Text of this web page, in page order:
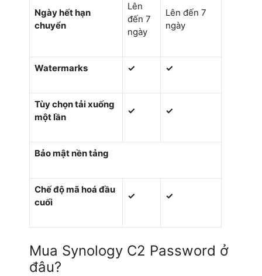
Ngày hết hạn
chuyển
Lên
đến 7
ngày
Lên đến 7
ngày
Watermarks ✓ ✓
Tùy chọn tải xuống
một lần
✓ ✓
Bảo mật nền tảng
Chế độ mã hoá đầu
cuối
✓ ✓
Mua Synology C2 Password ở
đâu?